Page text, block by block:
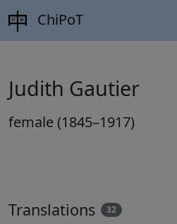
ChiPoT
Judith Gautier
female (1845–1917)
Translations 32